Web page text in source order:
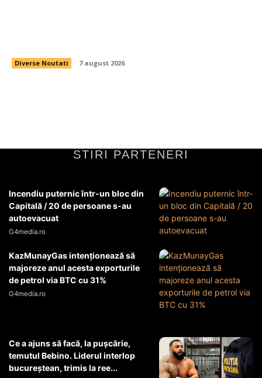
Diverse Noutati 7 august 2026
STIRI PARTENERI
Incendiu puternic într-un bloc din
Capitală / 20 de persoane s-au
autoevacuat
G4media.ro
KazMunayGas intenţionează să
majoreze anul acesta exporturile
de petrol via BTC cu 31%
G4media.ro
Ce a ajuns să facă, la pușcărie,
temutul Bebino. Liderul interlop
bucureștean, trimis la ree...